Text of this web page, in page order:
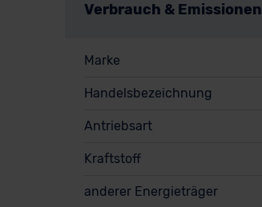
Verbrauch & Emissionen
Marke
Handelsbezeichnung
Antriebsart
Kraftstoff
anderer Energieträger